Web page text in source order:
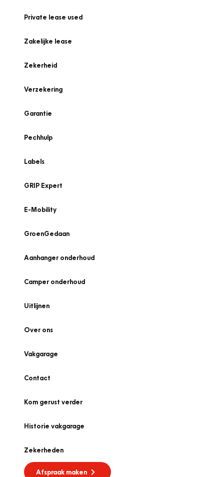
Private lease used
Zakelijke lease
Zekerheid
Verzekering
Garantie
Pechhulp
Labels
GRIP Expert
E-Mobility
GroenGedaan
Aanhanger onderhoud
Camper onderhoud
Uitlijnen
Over ons
Vakgarage
Contact
Kom gerust verder
Historie vakgarage
Zekerheden
Afspraak maken